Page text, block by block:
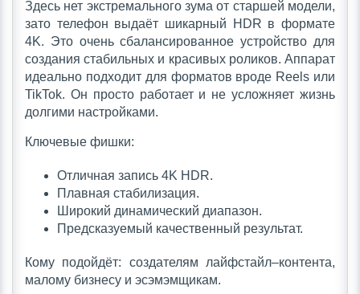
Здесь нет экстремального зума от старшей модели,
зато телефон выдаёт шикарный HDR в формате
4K. Это очень сбалансированное устройство для
создания стабильных и красивых роликов. Аппарат
идеально подходит для форматов вроде Reels или
TikTok. Он просто работает и не усложняет жизнь
долгими настройками.
Ключевые фишки:
Отличная запись 4K HDR.
Плавная стабилизация.
Широкий динамический диапазон.
Предсказуемый качественный результат.
Кому подойдёт: создателям лайфстайл–контента,
малому бизнесу и эсэмэмщикам.